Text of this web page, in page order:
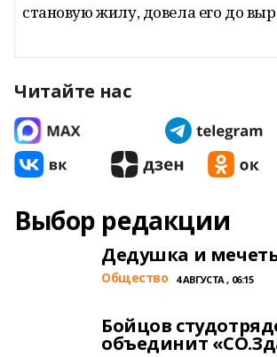
становую жилу, довела его до
Читайте нас
Выбор редакции
Дедушка и
Общество 4 АВГУСТА , 06:15
Бойцов
объединит